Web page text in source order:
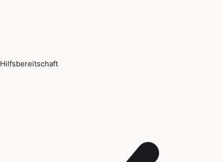
Hilfsbereitschaft